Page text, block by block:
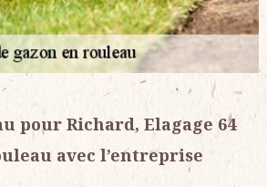
pour Richard, Elagage 64
avec l’entreprise